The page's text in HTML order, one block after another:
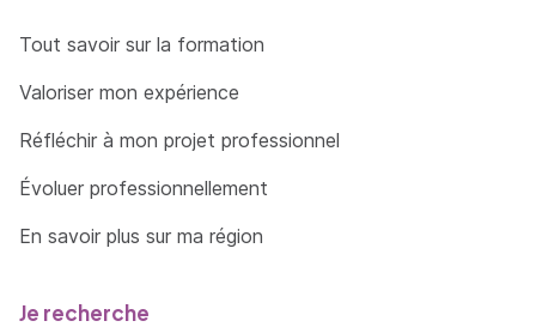
Tout savoir sur la formation
Valoriser mon expérience
Réfléchir à mon projet professionnel
Évoluer professionnellement
En savoir plus sur ma région
Je recherche